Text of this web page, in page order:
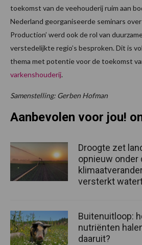
toekomst van de veehouderij ruim aan
Nederland georganiseerde seminars over
Production’ werd ook de rol van
verstedelijkte regio’s besproken. Dit is
thema met potentie voor de toekomst
varkenshouderij.
Samenstelling: Gerben Hofman
Aanbevolen voor jou!
Droogte zet
opnieuw onder
versterkt
Buitenuitloop:
nutriënten
daaruit?